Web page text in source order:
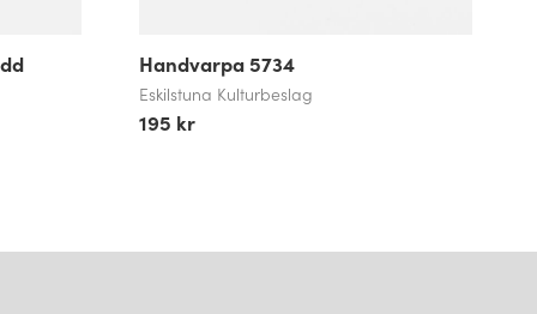
Handvarpa 5734
Eskilstuna Kulturbeslag
195 kr